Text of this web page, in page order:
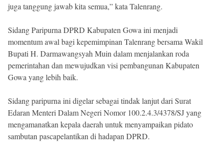
juga tanggung jawab kita semua,” kata Talenrang.
Sidang Paripurna DPRD Kabupaten Gowa ini menjadi
momentum awal bagi kepemimpinan Talenrang bersama Wakil
Bupati H. Darmawangsyah Muin dalam menjalankan roda
pemerintahan dan mewujudkan visi pembangunan Kabupaten
Gowa yang lebih baik.
Sidang paripurna ini digelar sebagai tindak lanjut dari Surat
Edaran Menteri Dalam Negeri Nomor 100.2.4.3/4378/SJ yang
mengamanatkan kepala daerah untuk menyampaikan pidato
sambutan pascapelantikan di hadapan DPRD.